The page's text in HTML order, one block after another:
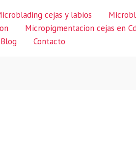
cejas y labios
Micropigmentacion cejas en
Blog Contacto